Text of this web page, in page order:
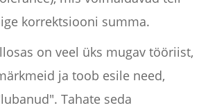
korrektsiooni summa.
on veel üks mugav tööriist,
ja toob esile need,
Tahate seda